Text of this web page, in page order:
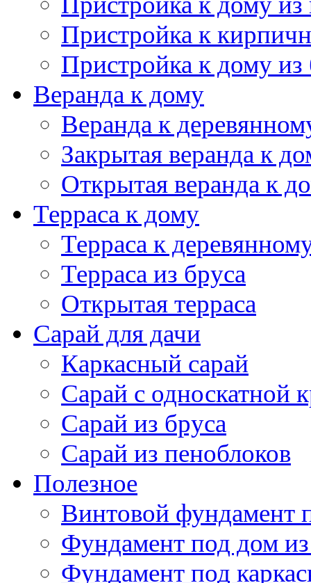
Терраса к дому
Терраса к
Терраса из бруса
Открытая терраса
Сарай для дачи
Каркасный сарай
Сарай с односкатной
Сарай из бруса
Сарай из пеноблоков
Полезное
Винтовой фундамент
Фундамент под дом
Фундамент под
Фундамент под
Фундамент под дом
Фундамент под
Свайно винтовой
Свайно ленточный
Ростверковый